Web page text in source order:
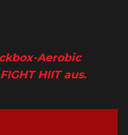
Aerobic
HIIT aus.